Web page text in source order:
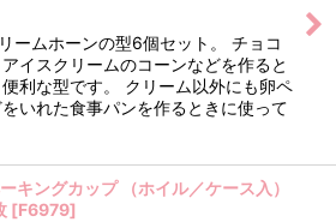
ームホーンの型6個セット。 チョコ
イスクリームのコーンなどを作ると
利な型です。 クリーム以外にも卵ペ
いれた食事パンを作るときに使って
キングカップ （ホイル／ケース入）
[F6979]